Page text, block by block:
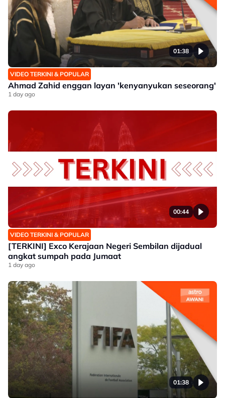
01:38
VIDEO TERKINI & POPULAR
Ahmad Zahid enggan layan 'kenyanyukan seseorang'
1 day ago
00:44
VIDEO TERKINI & POPULAR
[TERKINI] Exco Kerajaan Negeri Sembilan dijadual
angkat sumpah pada Jumaat
1 day ago
01:38